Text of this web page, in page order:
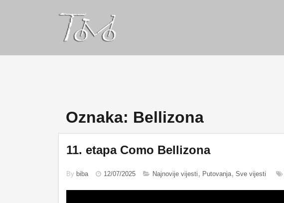
Oznaka: Bellizona
11. etapa Como Bellizona
By biba 12/07/2025 Najnovije vijesti Putovanja Sve vijesti